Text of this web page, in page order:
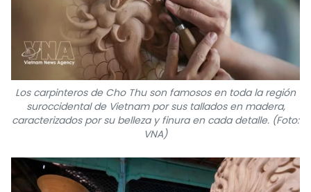
Los carpinteros de Cho Thu son famosos en toda la región
suroccidental de Vietnam por sus tallados en madera,
caracterizados por su belleza y finura en cada detalle. (Foto:
VNA)